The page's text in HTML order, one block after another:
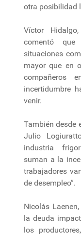
otra posibilidad
Víctor
comentó
situaciones
mayor que en
compañeros
incertidumbre
venir.
También desde
Julio
industria
suman a la
trabajadores
de desempleo”.
Nicolás
la deuda
los